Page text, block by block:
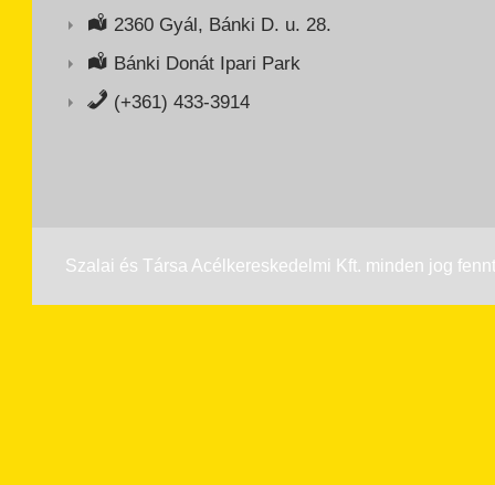
2360 Gyál, Bánki D. u. 28.
Bánki Donát Ipari Park
(+361) 433-3914
Szalai és Társa Acélkereskedelmi Kft. minden jog